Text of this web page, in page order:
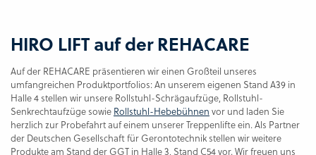
HIRO LIFT auf der REHACARE
Auf der REHACARE präsentieren wir einen Großteil unseres
umfangreichen Produktportfolios: An unserem eigenen Stand A39 in
Halle 4 stellen wir unsere Rollstuhl-Schrägaufzüge, Rollstuhl-
Senkrechtaufzüge sowie Rollstuhl-Hebebühnen vor und laden Sie
herzlich zur Probefahrt auf einem unserer Treppenlifte ein. Als Partner
der Deutschen Gesellschaft für Gerontotechnik stellen wir weitere
Produkte am Stand der GGT in Halle 3, Stand C54 vor. Wir freuen uns